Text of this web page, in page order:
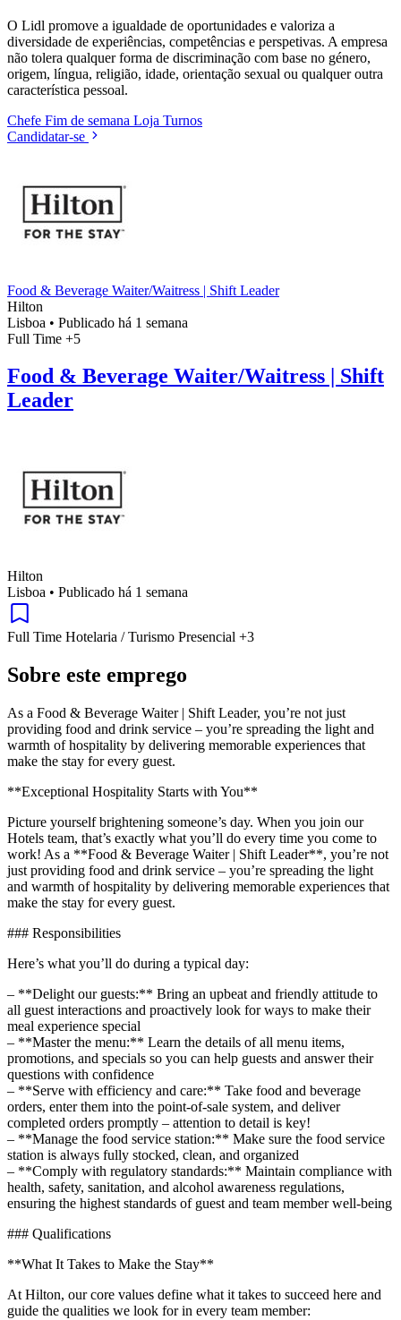
O Lidl promove a igualdade de oportunidades e valoriza a
diversidade de experiências, competências e perspetivas. A empresa
não tolera qualquer forma de discriminação com base no género,
origem, língua, religião, idade, orientação sexual ou qualquer outra
característica pessoal.
Chefe Fim de semana Loja Turnos
Candidatar-se
Food & Beverage Waiter/Waitress | Shift Leader
Hilton
Lisboa • Publicado há 1 semana
Full Time +5
Food & Beverage Waiter/Waitress | Shift
Leader
Hilton
Lisboa • Publicado há 1 semana
Full Time Hotelaria / Turismo Presencial +3
Sobre este emprego
As a Food & Beverage Waiter | Shift Leader, you’re not just
providing food and drink service – you’re spreading the light and
warmth of hospitality by delivering memorable experiences that
make the stay for every guest.
**Exceptional Hospitality Starts with You**
Picture yourself brightening someone’s day. When you join our
Hotels team, that’s exactly what you’ll do every time you come to
work! As a **Food & Beverage Waiter | Shift Leader**, you’re not
just providing food and drink service – you’re spreading the light
and warmth of hospitality by delivering memorable experiences that
make the stay for every guest.
### Responsibilities
Here’s what you’ll do during a typical day:
– **Delight our guests:** Bring an upbeat and friendly attitude to
all guest interactions and proactively look for ways to make their
meal experience special
– **Master the menu:** Learn the details of all menu items,
promotions, and specials so you can help guests and answer their
questions with confidence
– **Serve with efficiency and care:** Take food and beverage
orders, enter them into the point-of-sale system, and deliver
completed orders promptly – attention to detail is key!
– **Manage the food service station:** Make sure the food service
station is always fully stocked, clean, and organized
– **Comply with regulatory standards:** Maintain compliance with
health, safety, sanitation, and alcohol awareness regulations,
ensuring the highest standards of guest and team member well-being
### Qualifications
**What It Takes to Make the Stay**
At Hilton, our core values define what it takes to succeed here and
guide the qualities we look for in every team member: